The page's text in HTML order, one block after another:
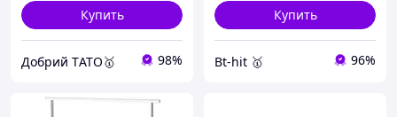
Купить
Добрий TАТО🥇 98%
Купить
Bt-hit 🥇 96%